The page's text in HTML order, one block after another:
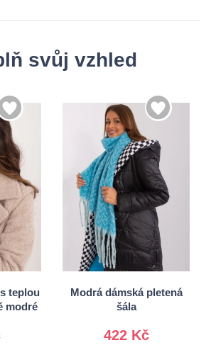
svůj vzhled
teplou
modré
Modrá dámská pletená
šála
422 Kč
Univerzální